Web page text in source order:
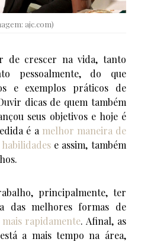
ajc.com)
de crescer na vida, tanto
pessoalmente, do que
e exemplos práticos de
dicas de quem também
seus objetivos e hoje é
é a melhor maneira de
e assim, também
principalmente, ter
das melhores formas de
rapidamente. Afinal, as
a mais tempo na área,